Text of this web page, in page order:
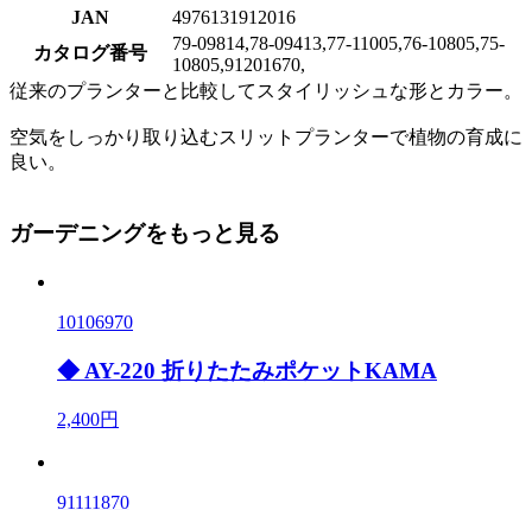
JAN
4976131912016
カタログ番号
79-09814,78-09413,77-11005,76-10805,75-
10805,91201670,
従来のプランターと比較してスタイリッシュな形とカラー。
空気をしっかり取り込むスリットプランターで植物の育成に
良い。
ガーデニングをもっと見る
10106970
◆ AY-220 折りたたみポケットKAMA
2,400円
91111870